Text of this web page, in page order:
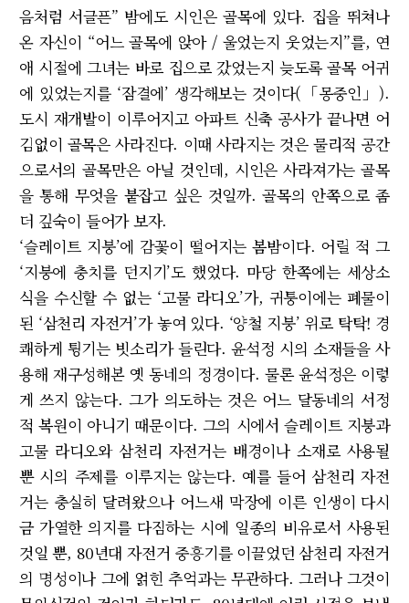
음처럼 서글픈” 밤에도 시인은 골목에 있다. 집을 뛰쳐나
온 자신이 “어느 골목에 앉아 / 울었는지 웃었는지”를, 연
애 시절에 그녀는 바로 집으로 갔었는지 늦도록 골목 어귀
에 있었는지를 ‘잠결에’ 생각해보는 것이다(「몽중인」).
도시 재개발이 이루어지고 아파트 신축 공사가 끝나면 어
김없이 골목은 사라진다. 이때 사라지는 것은 물리적 공간
으로서의 골목만은 아닐 것인데, 시인은 사라져가는 골목
을 통해 무엇을 붙잡고 싶은 것일까. 골목의 안쪽으로 좀
더 깊숙이 들어가 보자.
‘슬레이트 지붕’에 감꽃이 떨어지는 봄밤이다. 어릴 적 그
‘지붕에 충치를 던지기’도 했었다. 마당 한쪽에는 세상소
식을 수신할 수 없는 ‘고물 라디오’가, 귀퉁이에는 폐물이
된 ‘삼천리 자전거’가 놓여 있다. ‘양철 지붕’ 위로 탁탁! 경
쾌하게 튕기는 빗소리가 들린다. 윤석정 시의 소재들을 사
용해 재구성해본 옛 동네의 정경이다. 물론 윤석정은 이렇
게 쓰지 않는다. 그가 의도하는 것은 어느 달동네의 서정
적 복원이 아니기 때문이다. 그의 시에서 슬레이트 지붕과
고물 라디오와 삼천리 자전거는 배경이나 소재로 사용될
뿐 시의 주제를 이루지는 않는다. 예를 들어 삼천리 자전
거는 충실히 달려왔으나 어느새 막장에 이른 인생이 다시
금 가열한 의지를 다짐하는 시에 일종의 비유로서 사용된
것일 뿐, 80년대 자전거 중흥기를 이끌었던 삼천리 자전거
의 명성이나 그에 얽힌 추억과는 무관하다. 그러나 그것이